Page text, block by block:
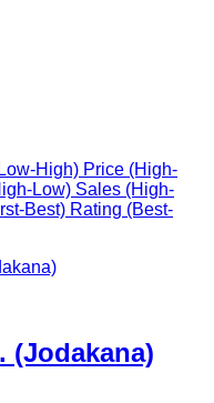
High) Price (High-
Low) Sales (High-
Best) Rating (Best-
(Jodakana)